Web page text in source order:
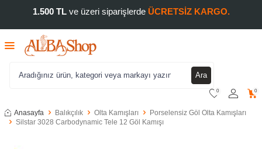
1.500 TLve üzeri siparişlerde ÜCRETSİZ KARGO.
Ara
0 0
Anasayfa Balıkçılık Olta Kamışları
Porselensiz Göl Olta Kamışları
Silstar 3028 Carbodynamic Tele 12 Göl Kamışı